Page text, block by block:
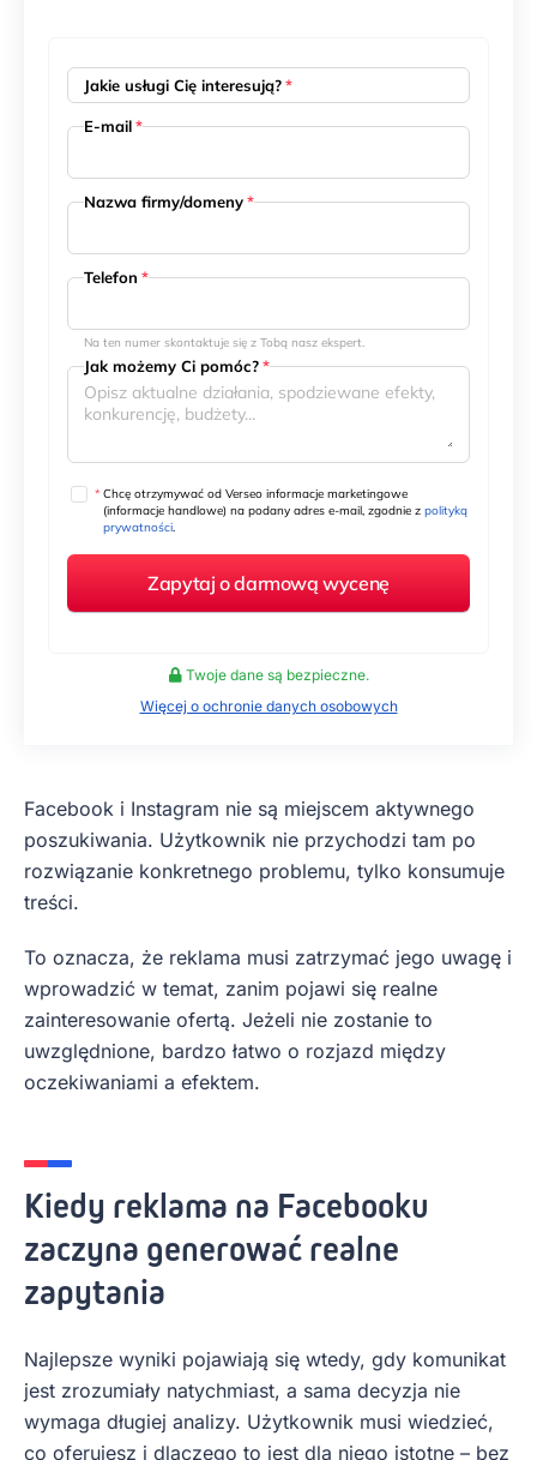
Jakie usługi Cię interesują?*
E-mail*
Nazwa firmy/domeny*
Telefon *
Na ten numer skontaktuje się z Tobą nasz ekspert.
Jak możemy Ci pomóc?*
Chcę otrzymywać od Verseo informacje marketingowe
(informacje handlowe) na podany adres e-mail, zgodnie z polityką
prywatności.
*
Twoje dane są bezpieczne.
Więcej o ochronie danych osobowych
Facebook i Instagram nie są miejscem aktywnego
poszukiwania. Użytkownik nie przychodzi tam po
rozwiązanie konkretnego problemu, tylko konsumuje
treści.
To oznacza, że reklama musi zatrzymać jego uwagę i
wprowadzić w temat, zanim pojawi się realne
zainteresowanie ofertą. Jeżeli nie zostanie to
uwzględnione, bardzo łatwo o rozjazd między
oczekiwaniami a efektem.
Kiedy reklama na Facebooku
zaczyna generować realne
zapytania
Najlepsze wyniki pojawiają się wtedy, gdy komunikat
jest zrozumiały natychmiast, a sama decyzja nie
wymaga długiej analizy. Użytkownik musi wiedzieć,
co oferujesz i dlaczego to jest dla niego istotne – bez